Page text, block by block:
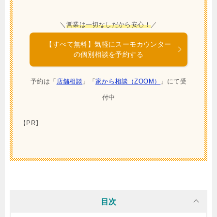
＼ 営業は一切なしだから安心！／
【すべて無料】気軽にスーモカウンター
の個別相談を予約する
予約は「 店舗相談 」「 家から相談（ZOOM） 」にて受
付中
【PR】
目次